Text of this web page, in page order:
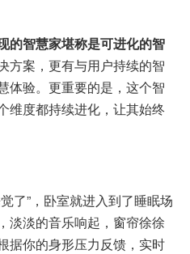
的智慧家堪称是可进化的智
方案，更有与用户持续的智
体验。更重要的是，这个智
维度都持续进化，让其始终
了”，卧室就进入到了睡眠场
淡淡的音乐响起，窗帘徐徐
据你的身形压力反馈，实时